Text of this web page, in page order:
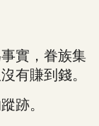
實，眷族集
有賺到錢。
跡。